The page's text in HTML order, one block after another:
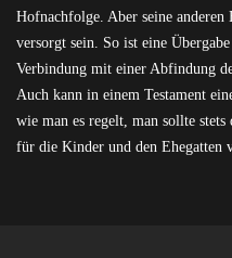
Hofnachfolge. Aber seine
versorgt sein. So ist eine
Verbindung mit einer Abfindung
Auch kann in einem Testament
wie man es regelt, man sollte stets
für die Kinder und den Ehegatten